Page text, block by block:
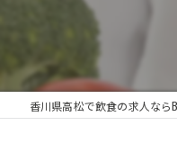
香川県高松で飲食の求人なら